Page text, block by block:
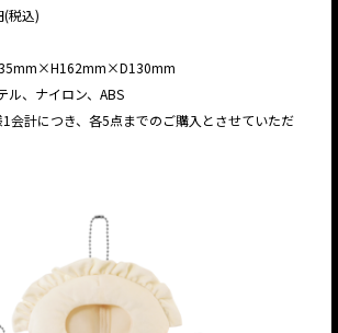
(税込)
ル、ナイロン、ABS
会計につき、各5点までのご購入とさせていただ